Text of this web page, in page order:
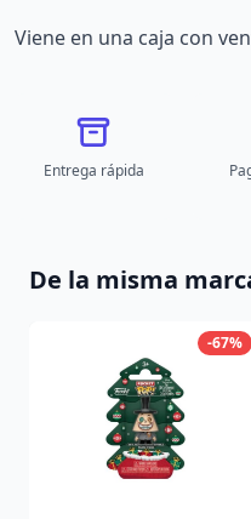
Viene en una caja con
Entrega rápida
De la misma
-67%